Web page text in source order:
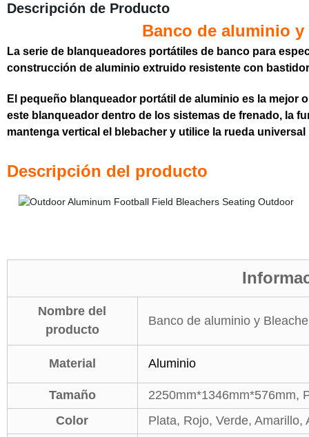
Descripción de Producto
Banco de aluminio
La serie de blanqueadores portátiles de banco para
construcción de aluminio extruido resistente con
El pequeño blanqueador portátil de aluminio es la mejor
este blanqueador dentro de los sistemas de frenado, la
mantenga vertical el blebacher y utilice la rueda
Descripción del
Nombre del
producto
Banco de aluminio y
Material Aluminio
Tamaño 2250mm*1346mm*576mm,
Color
Plata, Rojo, Verde, Amarillo,